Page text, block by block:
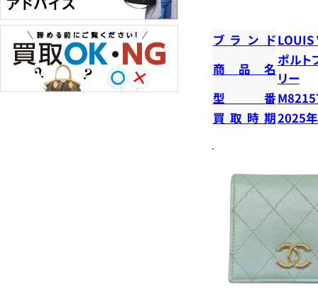
ブランドLOUIS
商品名
ポルト
リー
型番
買取時期2025